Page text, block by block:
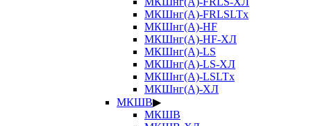
МКШнг(А)-FRLSLTx
МКШнг(А)-HF
МКШнг(А)-HF-ХЛ
МКШнг(А)-LS
МКШнг(А)-LS-ХЛ
МКШнг(А)-LSLTx
МКШнг(А)-ХЛ
МКШВ▶
МКШВ